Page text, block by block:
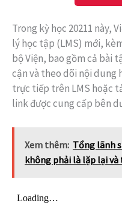
Trong kỳ học 20211 này,
lý học tập (LMS) mới,
bộ Viện, bao gồm cả bài
cận và theo dõi nội dung
trực tiếp trên LMS hoặc
link được cung cấp bên
Xem thêm: Tổng lãnh
không phải là lặp lại